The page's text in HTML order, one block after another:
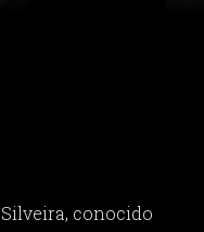
conocido